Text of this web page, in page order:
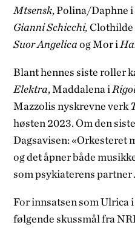
Mtsensk, Polina/Daphne i
Gianni Schicchi,Clothilde
Suor Angelicaog Mor i
Blant hennes siste roller
Elektra, Maddalena i
Mazzolis nyskrevne verk
høsten 2023. Om den
Dagsavisen: «Orkesteret
og det åpner både
som psykiaterens partner
For innsatsen som Ulrica i
følgende skussmål fra